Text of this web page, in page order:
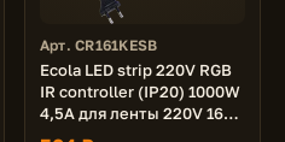
Арт. CR161KESB
Ecola LED strip 220V RGB
IR controller (IP20) 1000W
4,5A для ленты 220V 16x8
IP68 с инфракрасным